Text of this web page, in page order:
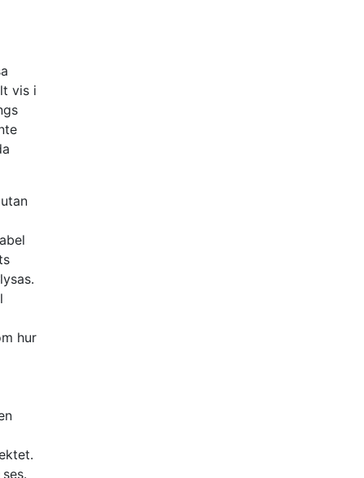
vis i
hur